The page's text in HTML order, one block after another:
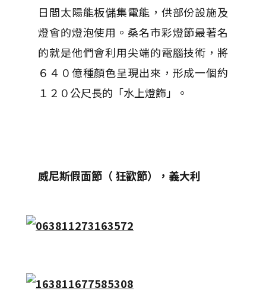
日間太陽能板儲集電能，供部份設施及
燈會的燈泡使用。桑名市彩燈節最著名
的就是他們會利用尖端的電腦技術，將
６４０億種顏色呈現出來，形成一個約
１２０公尺長的「水上燈飾」。
威尼斯假面節（ 狂歡節） ，義大利